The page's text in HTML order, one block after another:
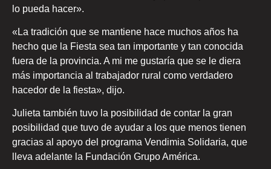
lo pueda hacer».
«La tradición que se mantiene hace muchos años ha
hecho que la Fiesta sea tan importante y tan conocida
fuera de la provincia. A mi me gustaría que se le diera
más importancia al trabajador rural como verdadero
hacedor de la fiesta», dijo.
Julieta también tuvo la posibilidad de contar la gran
posibilidad que tuvo de ayudar a los que menos tienen
gracias al apoyo del programa Vendimia Solidaria, que
lleva adelante la Fundación Grupo América.